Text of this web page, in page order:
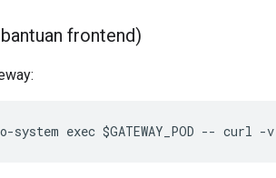
frontend)
exec $GATEWAY_POD -- curl -